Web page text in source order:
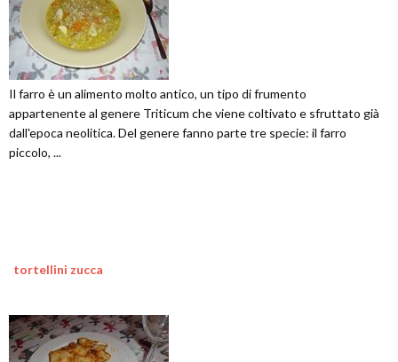
Il farro è un alimento molto antico, un tipo di frumento
appartenente al genere Triticum che viene coltivato e sfruttato già
dall'epoca neolitica. Del genere fanno parte tre specie: il farro
piccolo, ...
tortellini zucca